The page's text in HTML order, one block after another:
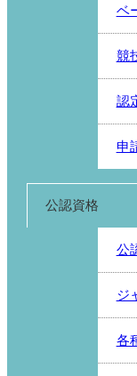
ベ
競
認
申
公認資格
公
ジ
各